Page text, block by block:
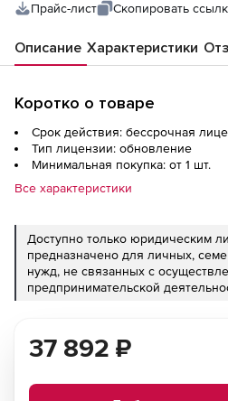
Прайс-лист
Скопировать
Описание Характеристики
Коротко о товаре
Срок действия: бессрочная
Тип лицензии: обновление
Минимальная покупка: от 1 шт.
Все характеристики
Доступно только юридическим
предназначено для личных,
нужд, не связанных с
предпринимательской
37 892 ₽